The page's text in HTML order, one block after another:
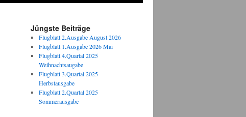
Jüngste Beiträge
Flugblatt 2.Ausgabe August 2026
Flugblatt 1.Ausgabe 2026 Mai
Flugblatt 4.Quartal 2025
Weihnachtsaugabe
Flugblatt 3.Quartal 2025
Herbstausgabe
Flugblatt 2.Quartal 2025
Sommerausgabe